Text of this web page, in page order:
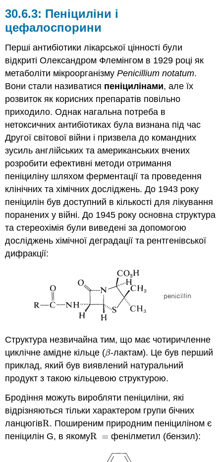
Пеніциліни і
цефалоспорини
Перші антибіотики лікарської цінності були
відкриті Олександром Флемінгом в 1929 році як
метаболіти мікроорганізмуPenicillium notatum.
Вони стали називатися пеніцилінами, але їх
розвиток як корисних препаратів повільно
приходило. Однак нагальна потреба в
нетоксичних антибіотиках була визнана під час
Другої світової війни і призвела до командних
зусиль англійських та американських вчених
розробити ефективні методи отримання
пеніциліну шляхом ферментації та проведення
клінічних та хімічних досліджень. До 1943 року
пеніцилін був доступний в кількості для лікування
поранених у війні. До 1945 року основна структура
та стереохімія були виведені за допомогою
досліджень хімічної деградації та рентгенівської
дифракції:
Структура незвичайна тим, що має чотиричленне
циклічне амідне кільце (β
β-лактам). Це був перший
приклад, який був виявлений натуральний
продукт з такою кільцевою структурою.
Бродіння можуть виробляти пеніциліни, які
відрізняються тільки характером групи бічних
ланцюгівR
R. Поширеним природним пеніциліном є
пеніцилін G, в якомуR =
R= фенілметил (бензил):